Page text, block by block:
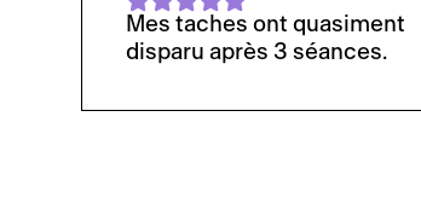
Mes taches ont quasiment
disparu après 3 séances.